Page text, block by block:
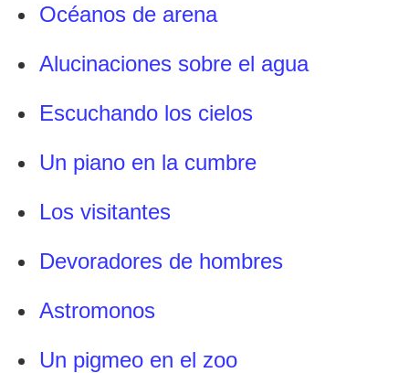
Océanos de arena
Alucinaciones sobre el agua
Escuchando los cielos
Un piano en la cumbre
Los visitantes
Devoradores de hombres
Astromonos
Un pigmeo en el zoo